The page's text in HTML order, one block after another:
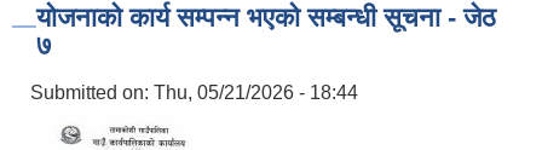
योजनाको कार्य सम्पन्न भएको सम्बन्धी सूचना - जेठ
७
Submitted on: Thu, 05/21/2026 - 18:44